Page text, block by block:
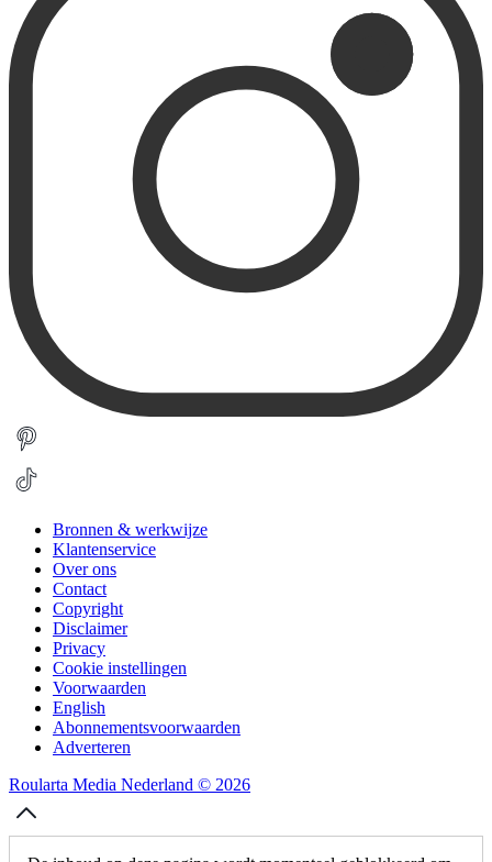
Bronnen & werkwijze
Klantenservice
Over ons
Contact
Copyright
Disclaimer
Privacy
Cookie instellingen
Voorwaarden
English
Abonnementsvoorwaarden
Adverteren
Roularta Media Nederland © 2026